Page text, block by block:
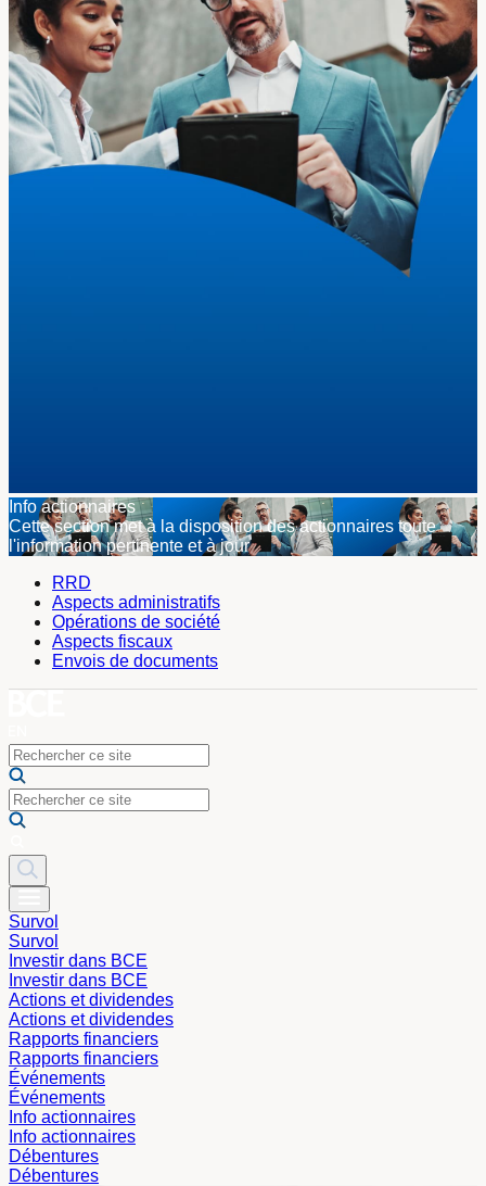
Info actionnaires
Cette section met à la disposition des actionnaires toute
l'information pertinente et à jour
RRD
Aspects administratifs
Opérations de société
Aspects fiscaux
Envois de documents
Survol
Survol
Investir dans BCE
Investir dans BCE
Actions et dividendes
Actions et dividendes
Rapports financiers
Rapports financiers
Événements
Événements
Info actionnaires
Info actionnaires
Débentures
Débentures